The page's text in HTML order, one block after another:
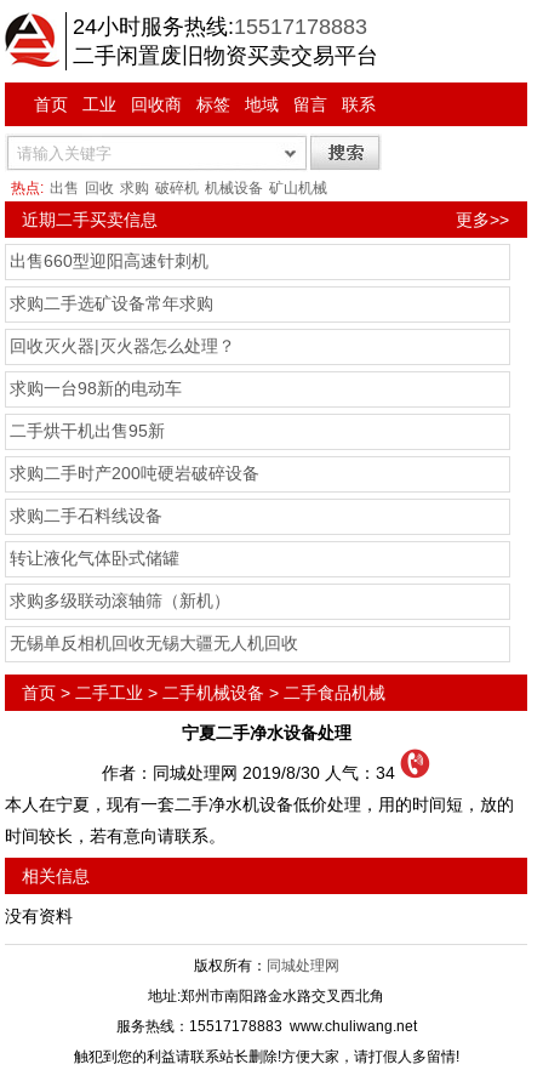
24小时服务热线:15517178883
二手闲置废旧物资买卖交易平台
首页 工业 回收商 标签 地域 留言 联系
热点: 出售 回收 求购 破碎机 机械设备 矿山机械
近期二手买卖信息 更多>>
出售660型迎阳高速针刺机
求购二手选矿设备常年求购
回收灭火器|灭火器怎么处理？
求购一台98新的电动车
二手烘干机出售95新
求购二手时产200吨硬岩破碎设备
求购二手石料线设备
转让液化气体卧式储罐
求购多级联动滚轴筛（新机）
无锡单反相机回收无锡大疆无人机回收
首页 > 二手工业 > 二手机械设备 > 二手食品机械
宁夏二手净水设备处理
作者：同城处理网 2019/8/30 人气：34
本人在宁夏，现有一套二手净水机设备低价处理，用的时间短，放的
时间较长，若有意向请联系。
相关信息
没有资料
版权所有： 同城处理网
地址:郑州市南阳路金水路交叉西北角
服务热线：15517178883 www.chuliwang.net
触犯到您的利益请联系站长删除!方便大家，请打假人多留情!